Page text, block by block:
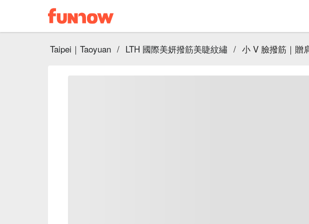
Taipei｜Taoyuan / LTH 國際美妍撥筋美睫紋繡 / 小 V 臉撥筋｜贈